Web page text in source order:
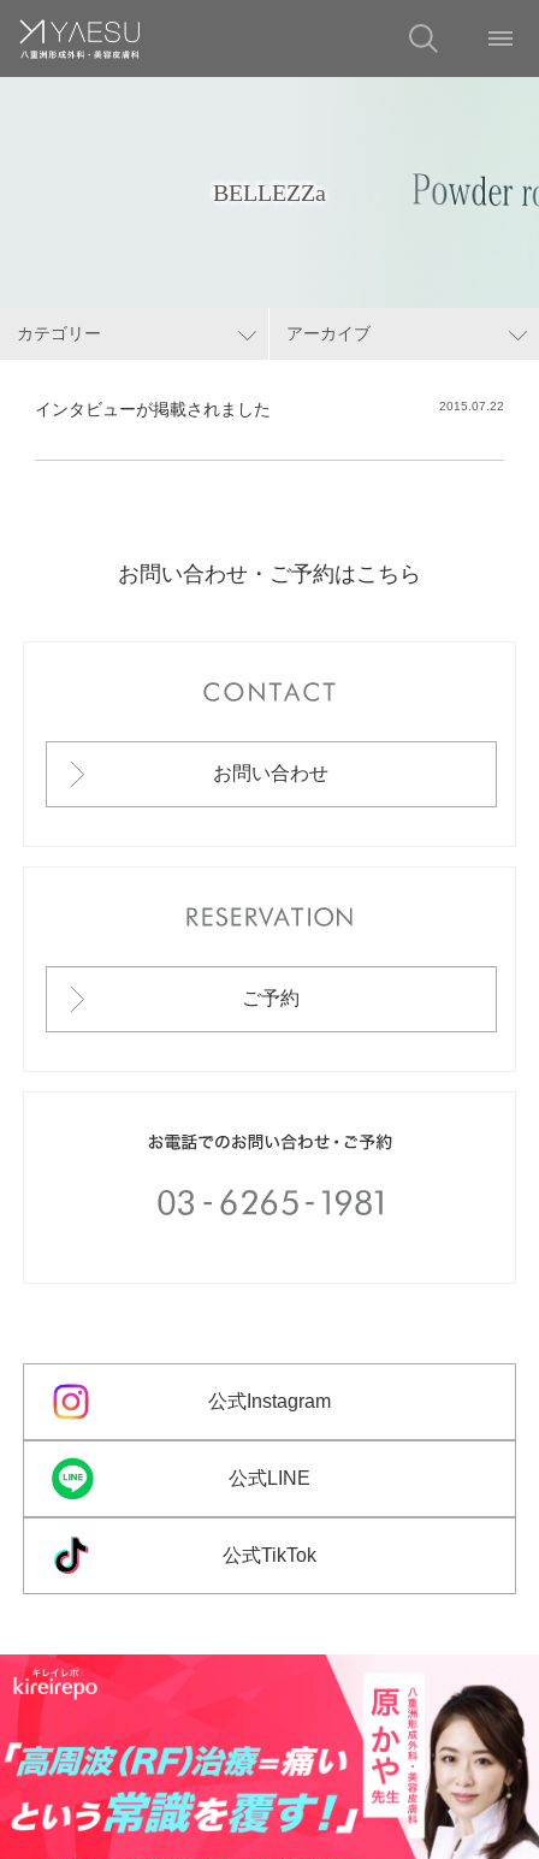
BELLEZZa
カテゴリー アーカイブ
インタビューが掲載されました 2015.07.22
お問い合わせ・ご予約はこちら
お問い合わせ
ご予約
公式Instagram
公式LINE
公式TikTok